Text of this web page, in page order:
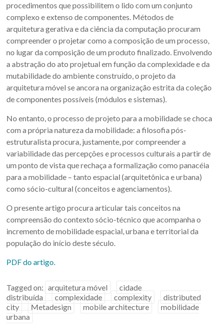
procedimentos que possibilitem o lido com um conjunto
complexo e extenso de componentes. Métodos de
arquitetura gerativa e da ciência da computação procuram
compreender o projetar como a composição de um processo,
no lugar da composição de um produto finalizado. Envolvendo
a abstração do ato projetual em função da complexidade e da
mutabilidade do ambiente construído, o projeto da
arquitetura móvel se ancora na organização estrita da coleção
de componentes possíveis (módulos e sistemas).
No entanto, o processo de projeto para a mobilidade se choca
com a própria natureza da mobilidade: a filosofia pós-
estruturalista procura, justamente, por compreender a
variabilidade das percepções e processos culturais a partir de
um ponto de vista que rechaça a formalização como panacéia
para a mobilidade – tanto espacial (arquitetônica e urbana)
como sócio-cultural (conceitos e agenciamentos).
O presente artigo procura articular tais conceitos na
compreensão do contexto sócio-técnico que acompanha o
incremento de mobilidade espacial, urbana e territorial da
população do início deste século.
PDF do artigo.
Tagged on: arquitetura móvel
cidade
distribuída
complexidade complexity
distributed
city
Metadesign mobile architecture
mobilidade
urbana